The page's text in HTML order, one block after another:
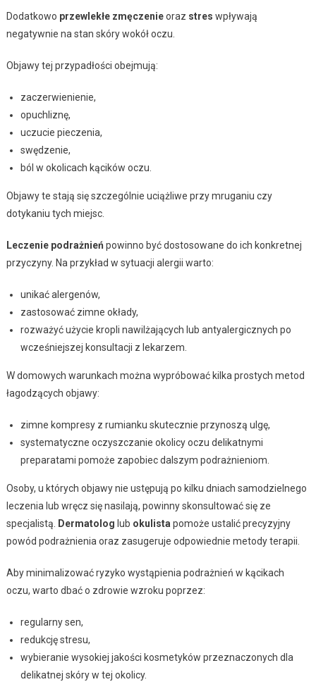
Dodatkowo przewlekłe zmęczenieoraz stres wpływają
negatywnie na stan skóry wokół oczu.
Objawy tej przypadłości obejmują:
zaczerwienienie,
opuchliznę,
uczucie pieczenia,
swędzenie,
ból w okolicach kącików oczu.
Objawy te stają się szczególnie uciążliwe przy mruganiu czy
dotykaniu tych miejsc.
Leczenie podrażnień powinno być dostosowane do ich konkretnej
przyczyny. Na przykład w sytuacji alergii warto:
unikać alergenów,
zastosować zimne okłady,
rozważyć użycie kropli nawilżających lub antyalergicznych po
wcześniejszej konsultacji z lekarzem.
W domowych warunkach można wypróbować kilka prostych metod
łagodzących objawy:
zimne kompresy z rumianku skutecznie przynoszą ulgę,
systematyczne oczyszczanie okolicy oczu delikatnymi
preparatami pomoże zapobiec dalszym podrażnieniom.
Osoby, u których objawy nie ustępują po kilku dniach samodzielnego
leczenia lub wręcz się nasilają, powinny skonsultować się ze
specjalistą.
Dermatolog lub okulista pomoże ustalić precyzyjny
powód podrażnienia oraz zasugeruje odpowiednie metody terapii.
Aby minimalizować ryzyko wystąpienia podrażnień w kącikach
oczu, warto dbać o zdrowie wzroku poprzez:
regularny sen,
redukcję stresu,
wybieranie wysokiej jakości kosmetyków przeznaczonych dla
delikatnej skóry w tej okolicy.